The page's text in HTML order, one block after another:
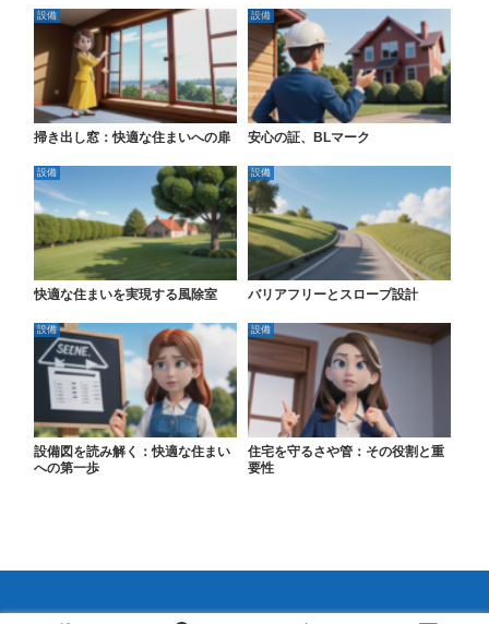
設備
掃き出し窓：快適な住まいへの扉
設備
安心の証、BLマーク
設備
快適な住まいを実現する風除室
設備
バリアフリーとスロープ設計
設備
設備図を読み解く：快適な住まい
への第一歩
設備
住宅を守るさや管：その役割と重
要性